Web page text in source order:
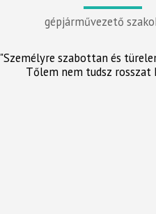
gépjárművezető
"Személyre szabottan és
Tőlem nem tudsz rosszat